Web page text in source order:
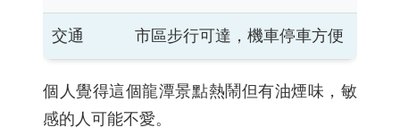
交通 市區步行可達，機車停車方便
個人覺得這個龍潭景點熱鬧但有油煙味，敏
感的人可能不愛。